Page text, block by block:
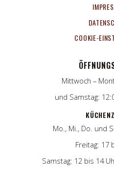
COOKIE-
Mittwoch –
und Samstag:
Mo., Mi., Do. und
Freitag: 17
Samstag: 12 bis 14